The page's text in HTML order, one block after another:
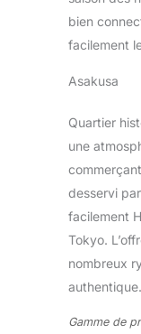
bien
facilement
Asakusa
Quartier
une
desservi
facilement
Tokyo.
nombreux
authentique.
Gamme de